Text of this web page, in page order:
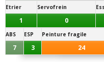
Etrier Servofrein
1 0
ABS ESP Peinture fragile
7 3 24